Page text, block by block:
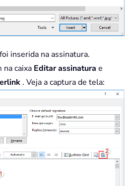
inserida na assinatura.
na caixa Editar assinatura e
. Veja a captura de tela: